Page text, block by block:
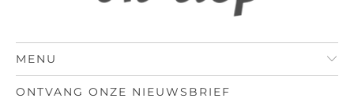
MENU
ONTVANG ONZE NIEUWSBRIEF